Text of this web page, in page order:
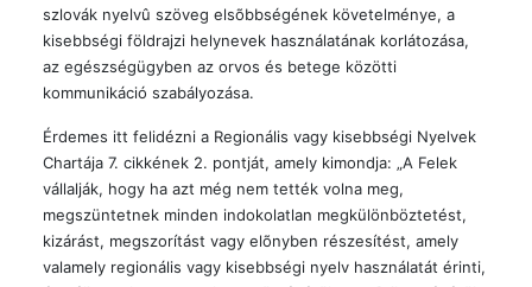
szlovák nyelvû szöveg elsõbbségének követelménye, a
kisebbségi földrajzi helynevek használatának korlátozása,
az egészségügyben az orvos és betege közötti
kommunikáció szabályozása.
Érdemes itt felidézni a Regionális vagy kisebbségi Nyelvek
Chartája 7. cikkének 2. pontját, amely kimondja: „A Felek
vállalják, hogy ha azt még nem tették volna meg,
megszüntetnek minden indokolatlan megkülönböztetést,
kizárást, megszorítást vagy elõnyben részesítést, amely
valamely regionális vagy kisebbségi nyelv használatát érinti,